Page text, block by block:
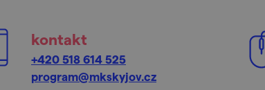
kontakt
+420 518 614 525
program@mkskyjov.cz